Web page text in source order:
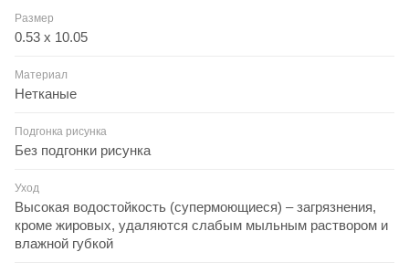
Размер
0.53 x 10.05
Материал
Нетканые
Подгонка рисунка
Без подгонки рисунка
Уход
Высокая водостойкость (супермоющиеся) – загрязнения,
кроме жировых, удаляются слабым мыльным раствором и
влажной губкой